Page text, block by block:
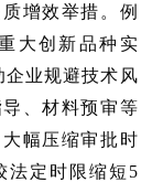
增效举措。例
大创新品种实
企业规避技术风
、材料预审等
幅压缩审批时
法定时限缩短5